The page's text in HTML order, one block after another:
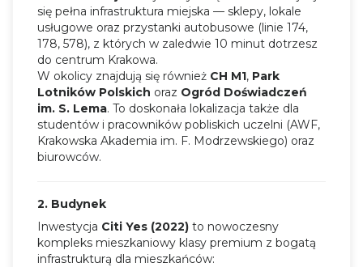
się pełna infrastruktura miejska — sklepy, lokale
usługowe oraz przystanki autobusowe (linie 174,
178, 578), z których w zaledwie 10 minut dotrzesz
do centrum Krakowa.
W okolicy znajdują się również CH M1, Park
Lotników Polskich oraz Ogród Doświadczeń
im. S. Lema. To doskonała lokalizacja także dla
studentów i pracowników pobliskich uczelni (AWF,
Krakowska Akademia im. F. Modrzewskiego) oraz
biurowców.
2. Budynek
Inwestycja Citi Yes (2022) to nowoczesny
kompleks mieszkaniowy klasy premium z bogatą
infrastrukturą dla mieszkańców: